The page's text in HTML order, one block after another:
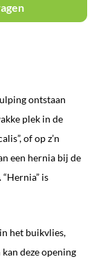
ontstaan
plek in de
of op z’n
een hernia bij de
is
het buikvlies,
deze opening